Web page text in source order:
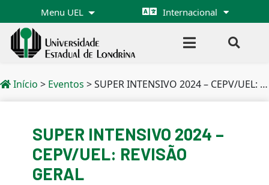
Menu UEL Internacional
Início > Eventos >SUPER INTENSIVO 2024 – CEPV/UEL: REVISÃO GERAL
SUPER INTENSIVO 2024 –
CEPV/UEL: REVISÃO
GERAL